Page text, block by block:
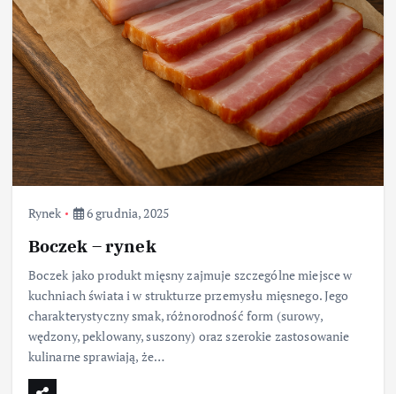
Rynek 6 grudnia, 2025
Boczek – rynek
Boczek jako produkt mięsny zajmuje szczególne miejsce w
kuchniach świata i w strukturze przemysłu mięsnego. Jego
charakterystyczny smak, różnorodność form (surowy,
wędzony, peklowany, suszony) oraz szerokie zastosowanie
kulinarne sprawiają, że…